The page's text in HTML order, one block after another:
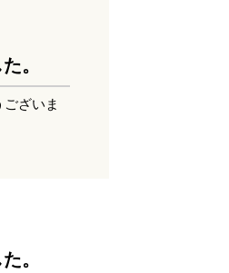
。
ざいま
。